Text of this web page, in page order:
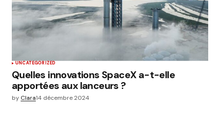
UNCATEGORIZED
Quelles innovations SpaceX a-t-elle
apportées aux lanceurs ?
by Clara14 décembre 2024